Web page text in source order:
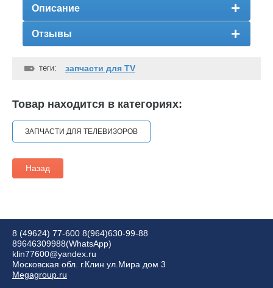
Описание
Отзывы
теги: запчасти для TV
Товар находится в категориях:
ЗАПЧАСТИ ДЛЯ ТЕЛЕВИЗОРОВ
Назад
8 (49624) 77-600 8(964)630-99-88
89646309988(WhatsApp)
klin77600@yandex.ru
Московская обл. г.Клин ул.Мира дом 3
Megagroup.ru